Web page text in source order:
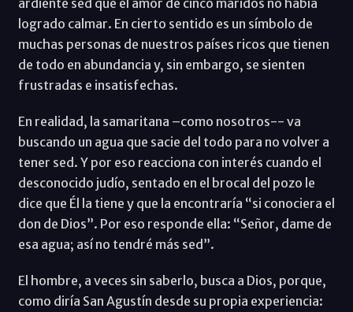
logrado calmar. En cierto sentido es un símbolo de
muchas personas de nuestros países ricos que tienen
de todo en abundancia y, sin embargo, se sienten
frustradas e insatisfechas.
En realidad, la samaritana –como nosotros-- va
buscando un agua que sacie del todo para no volver a
tener sed. Y por eso reacciona con interés cuando el
desconocido judío, sentado en el brocal del pozo le
dice que Él la tiene y que la encontraría “si conociera el
don de Dios”. Por eso responde ella: “Señor, dame de
esa agua; así no tendré más sed”.
El hombre, a veces sin saberlo, busca a Dios, porque,
como diría San Agustín desde su propia experiencia: